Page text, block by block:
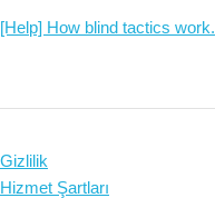
[Help] How blind tactics work.
Gizlilik
Hizmet Şartları